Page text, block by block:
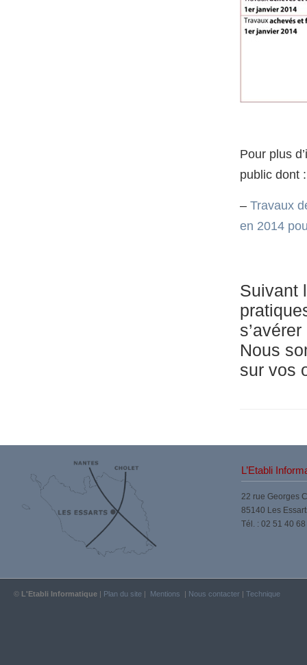
Pour plus
public dont :
– Travaux
en 2014
Suivant
Nous
sur vos
L’Etabli
22 rue Georges
85140 Les
Tél. : 02 51 40
© L'Etabli Informatique Plan du site Mentions Nous contacter Technique